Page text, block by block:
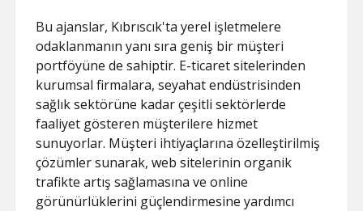
Bu ajanslar, Kıbrıscık'ta yerel işletmelere
odaklanmanın yanı sıra geniş bir müşteri
portföyüne de sahiptir. E-ticaret sitelerinden
kurumsal firmalara, seyahat endüstrisinden
sağlık sektörüne kadar çeşitli sektörlerde
faaliyet gösteren müşterilere hizmet
sunuyorlar. Müşteri ihtiyaçlarına özelleştirilmiş
çözümler sunarak, web sitelerinin organik
trafikte artış sağlamasına ve online
görünürlüklerini güçlendirmesine yardımcı